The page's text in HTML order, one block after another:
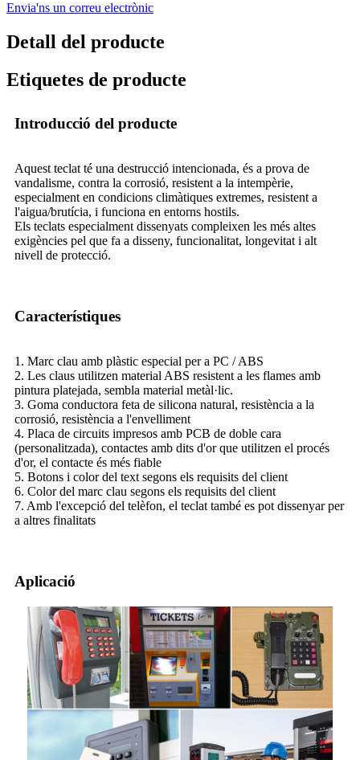
Envia'ns un correu electrònic
Detall del producte
Etiquetes de producte
Introducció del producte
Aquest teclat té una destrucció intencionada, és a prova de
vandalisme, contra la corrosió, resistent a la intempèrie,
especialment en condicions climàtiques extremes, resistent a
l'aigua/brutícia, i funciona en entorns hostils.
Els teclats especialment dissenyats compleixen les més altes
exigències pel que fa a disseny, funcionalitat, longevitat i alt
nivell de protecció.
Característiques
1. Marc clau amb plàstic especial per a PC / ABS
2. Les claus utilitzen material ABS resistent a les flames amb
pintura platejada, sembla material metàl·lic.
3. Goma conductora feta de silicona natural, resistència a la
corrosió, resistència a l'envelliment
4. Placa de circuits impresos amb PCB de doble cara
(personalitzada), contactes amb dits d'or que utilitzen el procés
d'or, el contacte és més fiable
5. Botons i color del text segons els requisits del client
6. Color del marc clau segons els requisits del client
7. Amb l'excepció del telèfon, el teclat també es pot dissenyar per
a altres finalitats
Aplicació